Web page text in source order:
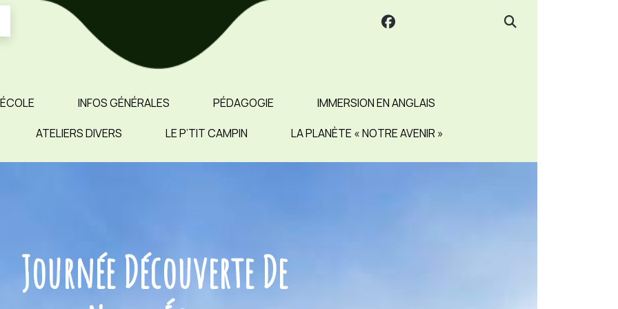
INFOS GÉNÉRALES PÉDAGOGIE
IMMERSION EN ANGLAIS
ATELIERS DIVERS LE P’TIT CAMPIN LA PLANÈTE « NOTRE AVENIR »
Journée Découverte De